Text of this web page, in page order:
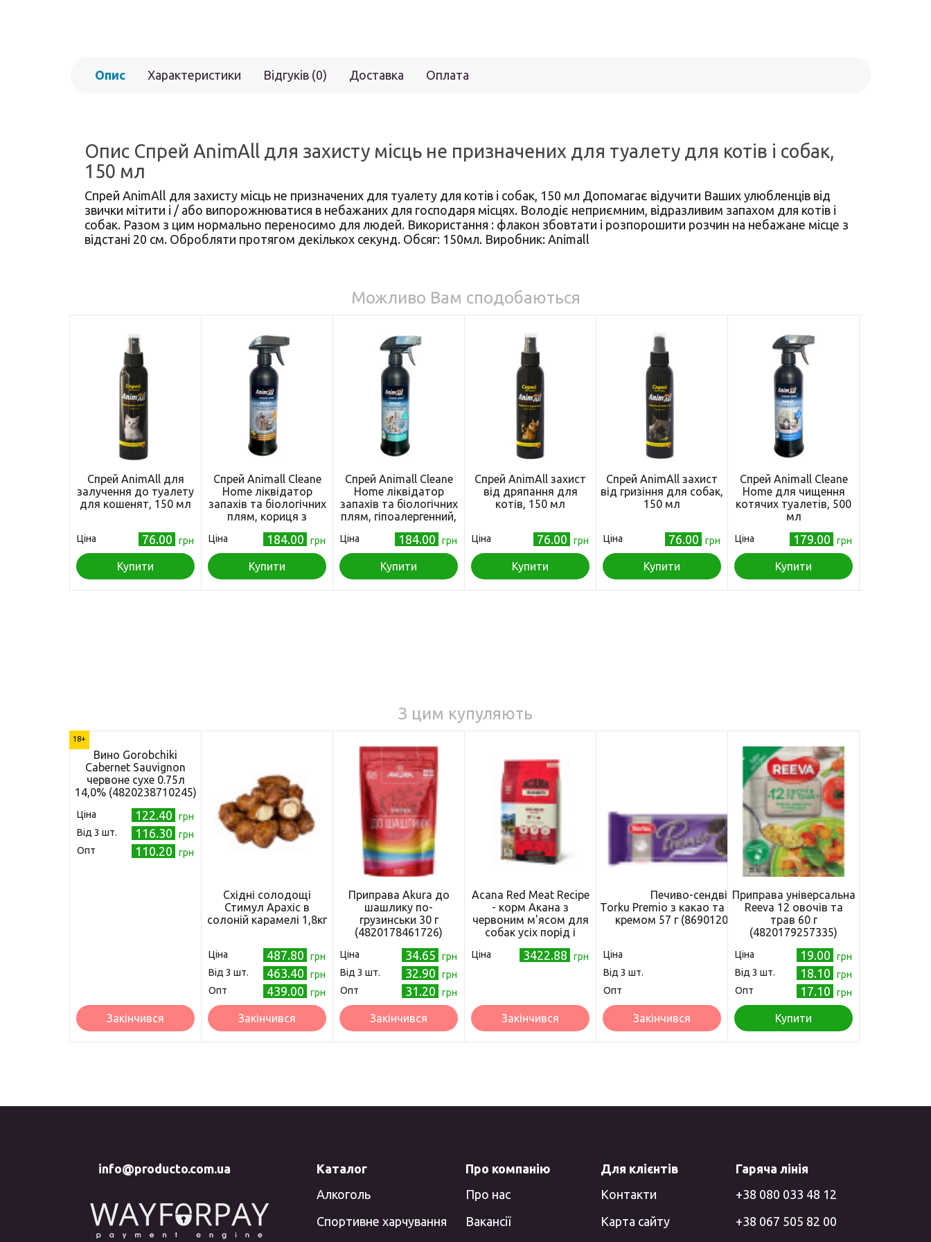
Опис Характеристики Відгуків (0) Доставка Оплата
Опис Спрей AnimAll для захисту місць не призначених для туалету для котів і собак,
150 мл
Спрей AnimAll для захисту місць не призначених для туалету для котів і собак, 150 мл Допомагає відучити Ваших улюбленців від
звички мітити і / або випорожнюватися в небажаних для господаря місцях. Володіє неприємним, відразливим запахом для котів і
собак. Разом з цим нормально переносимо для людей. Використання : флакон збовтати і розпорошити розчин на небажане місце з
відстані 20 см. Обробляти протягом декількох секунд. Обсяг: 150мл. Виробник: Animall
Можливо Вам сподобаються
Спрей AnimAll для
залучення до туалету
для кошенят, 150 мл
Ціна 76.00 грн
Купити
Спрей Animall Cleane
Home ліквідатор
запахів та біологічних
плям, кориця з
Ціна 184.00 грн
Купити
Спрей Animall Cleane
Home ліквідатор
запахів та біологічних
плям, гіпоалергенний,
Ціна 184.00 грн
Купити
Спрей AnimAll захист
від дряпання для
котів, 150 мл
Ціна 76.00 грн
Купити
Спрей AnimAll захист
від гризіння для собак,
150 мл
Ціна 76.00 грн
Купити
Спрей Animall Cleane
Home для чищення
котячих туалетів, 500
мл
Ціна 179.00 грн
Купити
З цим купуляють
18+
Вино Gorobchiki
Cabernet Sauvignon
червоне сухе 0.75л
14,0% (4820238710245)
Ціна 122.40
грн
Від 3 шт.
116.30
грн
Опт
110.20 грн
Закінчився
Східні солодощі
Стимул Арахіс в
солоній карамелі 1,8кг
Ціна 487.80
грн
Від 3 шт.
463.40
грн
Опт
439.00 грн
Закінчився
Приправа Akura до
шашлику по-
грузинськи 30 г
(4820178461726)
Ціна 34.65
грн
Від 3 шт.
32.90
грн
Опт
31.20 грн
Закінчився
Acana Red Meat Recipe
- корм Акана з
червоним м'ясом для
собак усіх порід і
Ціна 3422.88 грн
Закінчився
Печиво-сендвіч
Torku Premio з какао та молочним
кремом 57 г (8690120063966)
Ціна 9.20
Від 3 шт.
8.70 грн
Опт
8.30
Закінчився
Приправа універсальна
Reeva 12 овочів та
трав 60 г
(4820179257335)
Ціна 19.00
грн
Від 3 шт.
18.10
грн
Опт
17.10 грн
Купити
info@producto.com.ua
Каталог
Алкоголь
Спортивне харчування
Про компанію
Про нас
Вакансії
Для клієнтів
Контакти
Карта сайту
Гаряча лінія
+38 080 033 48 12
+38 067 505 82 00